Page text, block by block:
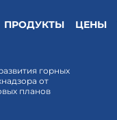
ПРОДУКТЫ ЦЕНЫ
горных
от
планов